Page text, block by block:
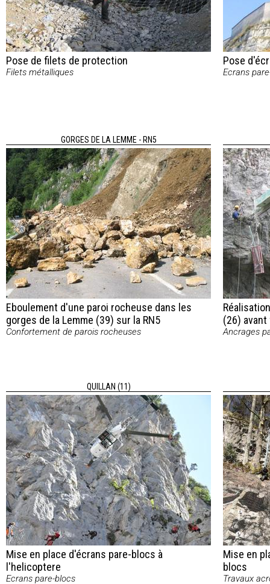
Pose de filets de protection
Filets métalliques
Pose
Ecrans
GORGES DE LA LEMME - RN5
Eboulement d'une paroi rocheuse dans les
gorges de la Lemme (39) sur la RN5
Confortement de parois rocheuses
(26)
Ancrages
QUILLAN (11)
Mise en place d'écrans pare-blocs à
l'helicoptere
Ecrans pare-blocs
Mise en
blocs
Travaux